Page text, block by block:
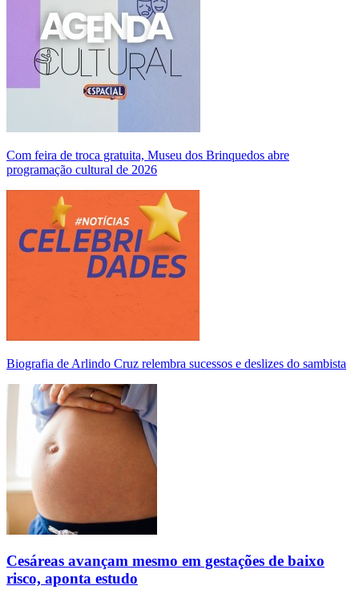
Com feira de troca gratuita, Museu dos Brinquedos abre
programação cultural de 2026
Biografia de Arlindo Cruz relembra sucessos e deslizes do sambista
Cesáreas avançam mesmo em gestações de baixo
risco, aponta estudo